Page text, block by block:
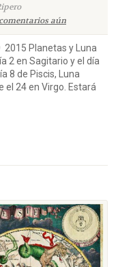
aún
2015 Planetas y Luna
2 en Sagitario y el día
8 de Piscis, Luna
el 24 en Virgo. Estará